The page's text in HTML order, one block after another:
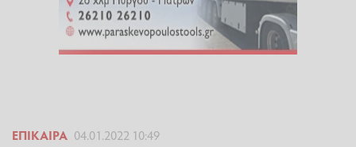
ΕΠΊΚΑΙΡΑ 04.01.2022 10:49